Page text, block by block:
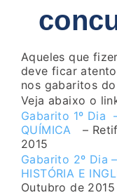
Aqueles que
deve ficar
nos gabaritos
Veja abaixo o
Gabarito 1º Dia
QUÍMICA
–
2015
Gabarito 2º Dia
HISTÓRIA E
Outubro de 2015